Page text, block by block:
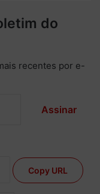
do
recentes por e-
Assinar
Copy URL